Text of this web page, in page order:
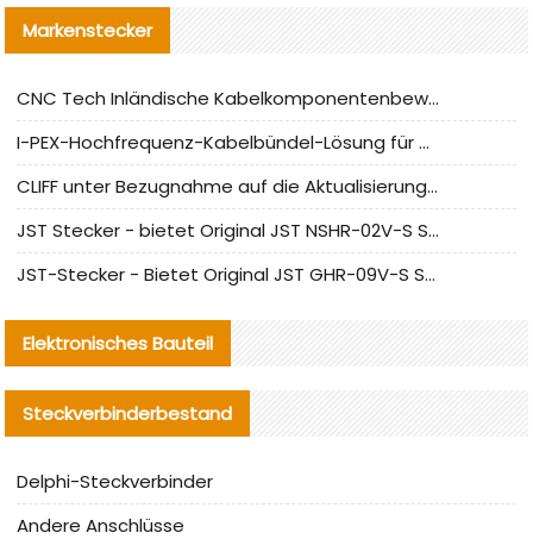
Markenstecker
CNC Tech Inländische Kabelkomponentenbewertung und Massenproduktionsanpassungsanleitung
I-PEX-Hochfrequenz-Kabelbündel-Lösung für die heimische Produktion analysiert
CLIFF unter Bezugnahme auf die Aktualisierung der chinesischen Stecker-Testnormen
JST Stecker - bietet Original JST NSHR-02V-S Stecker und Ersatzteile an
JST-Stecker - Bietet Original JST GHR-09V-S Stecker und Ersatzteile an
Elektronisches Bauteil
Steckverbinderbestand
Delphi-Steckverbinder
Andere Anschlüsse